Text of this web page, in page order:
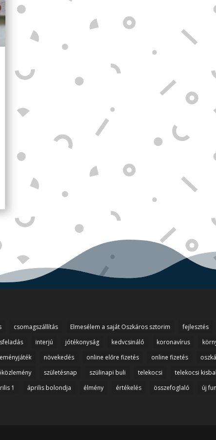
csomagszállítás Elmesélem a saját Oszkáros sztorim fejlesztés
interjú jótékonyság kedvcsináló koronavírus
növekedés online előre fizetés online fizetés
születésnap szülinapi buli telekocsi telekocsi
1 április bolondja élmény értékelés összefoglaló új